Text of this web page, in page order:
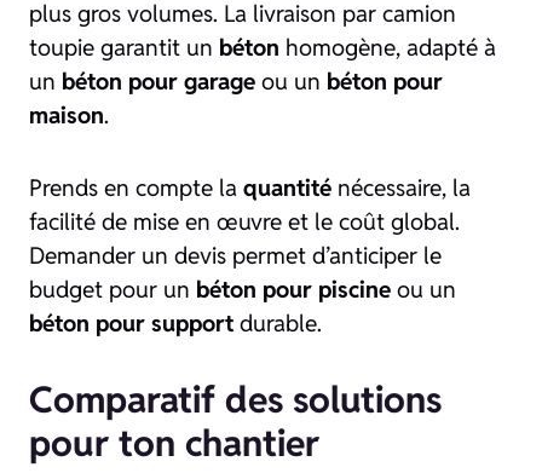
plus gros volumes. La livraison par camion
toupie garantit un béton homogène, adapté à
un béton pour garage ou un béton pour
maison.
Prends en compte la quantité nécessaire, la
facilité de mise en œuvre et le coût global.
Demander un devis permet d’anticiper le
budget pour un béton pour piscine ou un
béton pour support durable.
Comparatif des solutions
pour ton chantier